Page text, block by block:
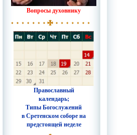
Вопросы духовнику
Православный
календарь;
Типы Богослужений
в Сретенском соборе на
предстоящей неделе